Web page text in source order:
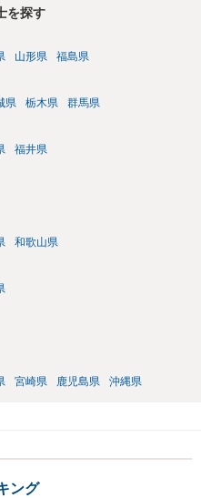
を探す
山形県 福島県
県 栃木県 群馬県
福井県
和歌山県
宮崎県 鹿児島県 沖縄県
ング